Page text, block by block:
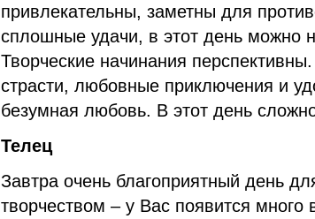
привлекательны, заметны для
сплошные удачи, в этот день можно
Творческие начинания
страсти, любовные приключения и
безумная любовь. В этот день
Телец
Завтра очень благоприятный день
творчеством – у Вас появится